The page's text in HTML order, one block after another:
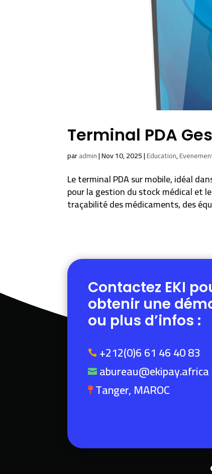
Terminal PDA
paradmin|Nov 10, 2025|Education,
Le terminal PDA sur mobile, idéal
pour la gestion du stock médical et
traçabilité des médicaments, des
Contactez EKI
obtenir une
ou plus d’infos :
 +212(0)6 61 46 40 83
 abureau@ekipay.africa
 Tanger, MAROC